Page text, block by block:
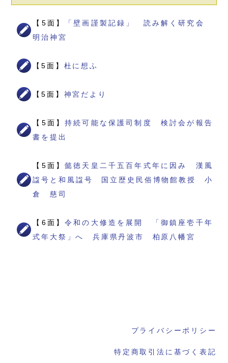
【5面】
「壁画謹製記録」 読み解く研究会
明治神宮
【5面】 杜に想ふ
【5面】 神宮だより
【5面】持続可能な保護司制度 検討会が報告
書を提出
【5面】懿徳天皇二千五百年式年に因み 漢風
諡号と和風諡号 国立歴史民俗博物館教授 小
倉 慈司
【6面】令和の大修造を展開 「御鎮座壱千年
式年大祭」へ 兵庫県丹波市 柏原八幡宮
プライバシーポリシー
特定商取引法に基づく表記